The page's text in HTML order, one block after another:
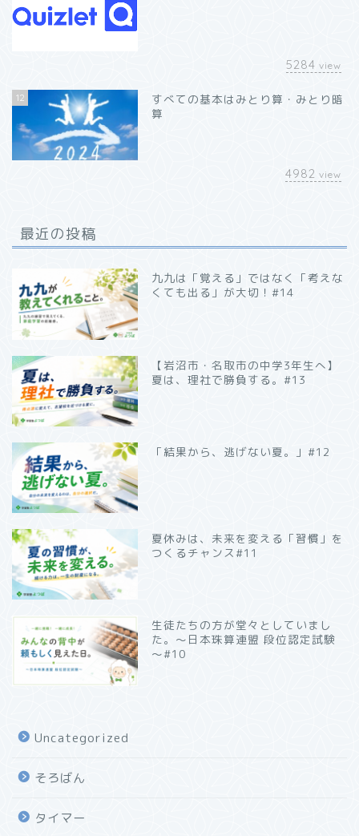
5284 view
12
すべての基本はみとり算・みとり暗
算
4982 view
最近の投稿
九九は「覚える」ではなく「考えな
くても出る」が大切！#14
【岩沼市・名取市の中学3年生へ】
夏は、理社で勝負する。#13
「結果から、逃げない夏。」#12
夏休みは、未来を変える「習慣」を
つくるチャンス#11
生徒たちの方が堂々としていまし
た。～日本珠算連盟 段位認定試験
～#10
Uncategorized
そろばん
タイマー